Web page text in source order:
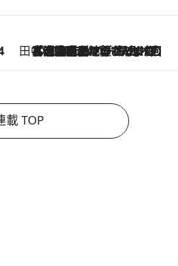
田中稲の勝手に再ブーム
2026.8.7
「湘南乃風に憧れて」観客大盛上がりの“タオル回し”に、ラッパー顔負けの高速歌唱まで…さだまさし（74）のアグレッシブすぎる現在地
載 TOP